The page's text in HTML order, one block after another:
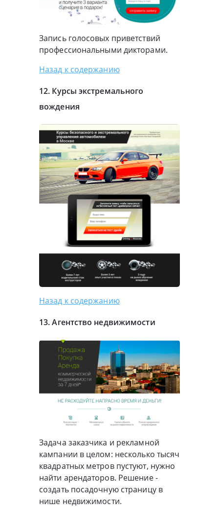
Запись голосовых приветствий
профессиональными дикторами.
Назад к содержанию
12. Курсы экстремального
вождения
Назад к содержанию
13. Агентство недвижимости
Задача заказчика и рекламной
кампании в целом: несколько тысяч
квадратных метров пустуют, нужно
найти арендаторов. Решение -
создать посадочную страницу в
нише недвижимости.